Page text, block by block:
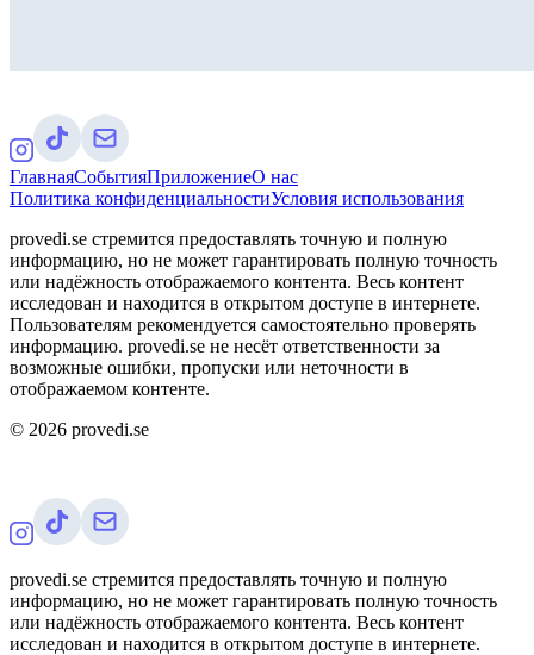
ГлавнаяСобытияПриложениеО нас
Политика конфиденциальностиУсловия использования
provedi.se стремится предоставлять точную и полную
информацию, но не может гарантировать полную точность
или надёжность отображаемого контента. Весь контент
исследован и находится в открытом доступе в интернете.
Пользователям рекомендуется самостоятельно проверять
информацию. provedi.se не несёт ответственности за
возможные ошибки, пропуски или неточности в
отображаемом контенте.
© 2026 provedi.se
provedi.se стремится предоставлять точную и полную
информацию, но не может гарантировать полную точность
или надёжность отображаемого контента. Весь контент
исследован и находится в открытом доступе в интернете.